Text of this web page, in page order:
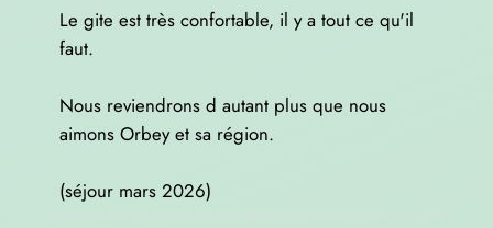
Le gite est très confortable, il y a tout ce qu'il
faut.
Nous reviendrons d autant plus que nous
aimons Orbey et sa région.
(séjour mars 2026)